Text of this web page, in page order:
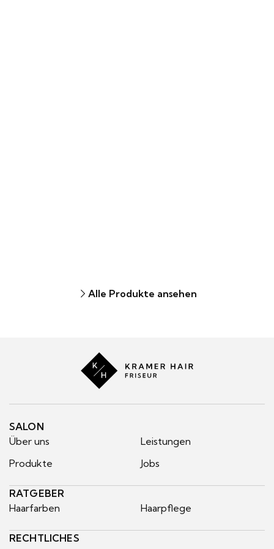
Alle Produkte ansehen
Kramer
Hair
SALON
Über uns
Leistungen
Produkte
Jobs
RATGEBER
Haarfarben
Haarpflege
RECHTLICHES